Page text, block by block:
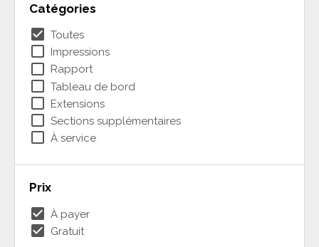
Catégories
check_box Toutes
check_box_outline_blank Impressions
check_box_outline_blank Rapport
check_box_outline_blank Tableau de bord
check_box_outline_blank Extensions
check_box_outline_blank Sections supplémentaires
check_box_outline_blank À service
Prix
check_box À payer
check_box Gratuit